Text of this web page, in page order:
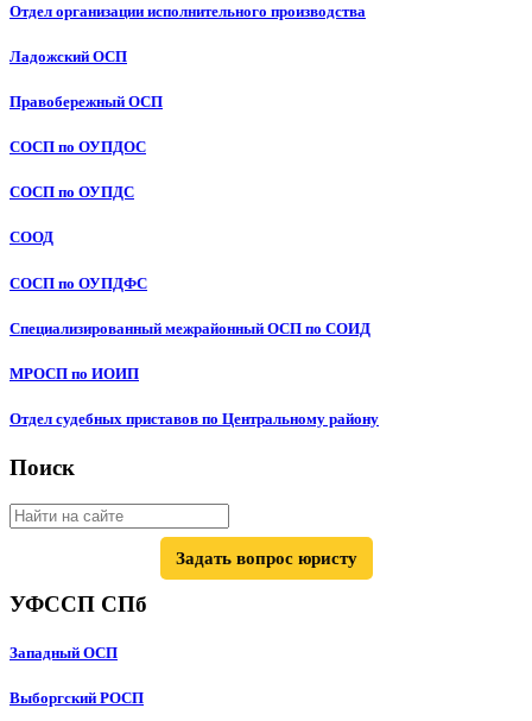
Отдел организации исполнительного производства
Ладожский ОСП
Правобережный ОСП
СОСП по ОУПДОС
СОСП по ОУПДС
СООД
СОСП по ОУПДФС
Специализированный межрайонный ОСП по СОИД
МРОСП по ИОИП
Отдел судебных приставов по Центральному району
Поиск
Задать вопрос юристу
УФССП СПб
Западный ОСП
Выборгский РОСП